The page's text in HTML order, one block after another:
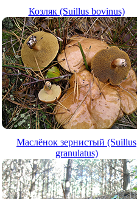
Козляк (Suillus bovinus)
Маслёнок зернистый (Suillus
granulatus)